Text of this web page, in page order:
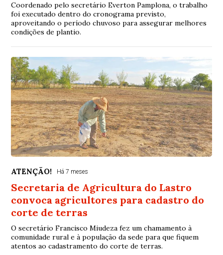
Coordenado pelo secretário Everton Pamplona, o trabalho
foi executado dentro do cronograma previsto,
aproveitando o período chuvoso para assegurar melhores
condições de plantio.
ATENÇÃO! Há 7 meses
Secretaria de Agricultura do Lastro
convoca agricultores para cadastro do
corte de terras
O secretário Francisco Miudeza fez um chamamento à
comunidade rural e à população da sede para que fiquem
atentos ao cadastramento do corte de terras.